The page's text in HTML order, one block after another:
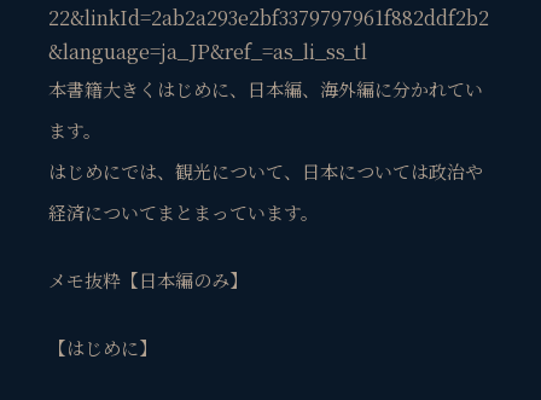
22&linkId=2ab2a293e2bf3379797961f882ddf2b2
&language=ja_JP&ref_=as_li_ss_tl
本書籍大きくはじめに、日本編、海外編に分かれてい
ます。
はじめにでは、観光について、日本については政治や
経済についてまとまっています。
メモ抜粋【日本編のみ】
【はじめに】